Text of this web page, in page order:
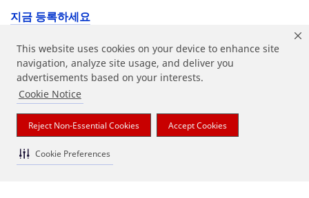
This website uses cookies on your device to enhance site
navigation, analyze site usage, and deliver you
advertisements based on your interests.
Cookie Notice
Reject Non-Essential Cookies Accept Cookies
Cookie Preferences
지금 등록하세요
회사소개
뉴스
규정